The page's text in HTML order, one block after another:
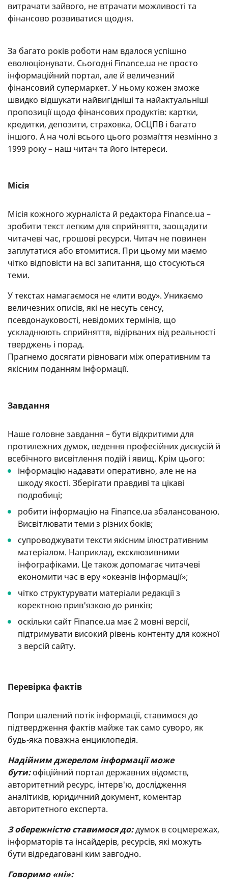
витрачати зайвого, не втрачати можливості та
фінансово розвиватися щодня.
За багато років роботи нам вдалося успішно
еволюціонувати. Сьогодні Finance.ua не просто
інформаційний портал, але й величезний
фінансовий супермаркет. У ньому кожен зможе
швидко відшукати найвигідніші та найактуальніші
пропозиції щодо фінансових продуктів: картки,
кредитки, депозити, страховка, ОСЦПВ і багато
іншого. А на чолі всього цього розмаїття незмінно з
1999 року – наш читач та його інтереси.
Місія
Місія кожного журналіста й редактора Finance.ua –
зробити текст легким для сприйняття, заощадити
читачеві час, грошові ресурси. Читач не повинен
заплутатися або втомитися. При цьому ми маємо
чітко відповісти на всі запитання, що стосуються
теми.
У текстах намагаємося не «лити воду». Уникаємо
величезних описів, які не несуть сенсу,
псевдонауковості, невідомих термінів, що
ускладнюють сприйняття, відірваних від реальності
тверджень і порад.
Прагнемо досягати рівноваги між оперативним та
якісним поданням інформації.
Завдання
Наше головне завдання – бути відкритими для
протилежних думок, ведення професійних дискусій й
всебічного висвітлення подій і явищ. Крім цього:
інформацію надавати оперативно, але не на
шкоду якості. Зберігати правдиві та цікаві
подробиці;
робити інформацію на Finance.ua збалансованою.
Висвітлювати теми з різних боків;
супроводжувати тексти якісним ілюстративним
матеріалом. Наприклад, ексклюзивними
інфографіками. Це також допомагає читачеві
економити час в еру «океанів інформації»;
чітко структурувати матеріали редакції з
коректною прив'язкою до ринків;
оскільки сайт Finance.ua має 2 мовні версії,
підтримувати високий рівень контенту для кожної
з версій сайту.
Перевірка фактів
Попри шалений потік інформації, ставимося до
підтвердження фактів майже так само суворо, як
будь-яка поважна енциклопедія.
Надійним джерелом інформації може
бути:офіційний портал державних відомств,
авторитетний ресурс, інтерв'ю, дослідження
аналітиків, юридичний документ, коментар
авторитетного експерта.
З обережністю ставимося до:думок в соцмережах,
інформаторів та інсайдерів, ресурсів, які можуть
бути відредаговані ким завгодно.
Говоримо «ні»: